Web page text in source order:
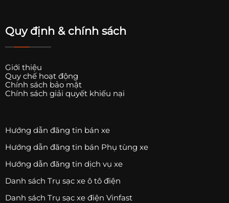
Quy định & chính sách
Giới thiệu
Quy chế hoạt động
Chính sách bảo mật
Chính sách giải quyết khiếu nại
Hướng dẫn đăng tin bán xe
Hướng dẫn đăng tin bán Phụ tùng xe
Hướng dẫn đăng tin dịch vụ xe
Danh sách Trụ sạc xe ô tô điện
Danh sách Trụ sạc xe điện Vinfast